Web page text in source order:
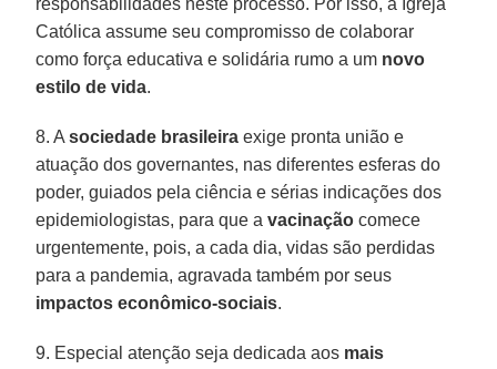
Católica assume seu compromisso de colaborar
como força educativa e solidária rumo a um novo
estilo de vida.
8. Asociedade brasileira exige pronta união e
atuação dos governantes, nas diferentes esferas do
poder, guiados pela ciência e sérias indicações dos
epidemiologistas, para que avacinação comece
urgentemente, pois, a cada dia, vidas são perdidas
para a pandemia, agravada também por seus
impactos econômico-sociais.
9. Especial atenção seja dedicada aos mais